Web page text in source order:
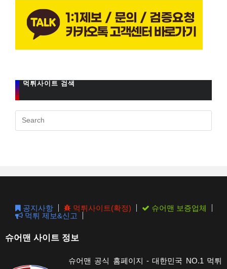
먹튀사이트 검색
공지사항 먹튀사이트(확정)
슈어맨 보증업체
먹튀 제보&신고
슈어맨 사이트 정보
슈어맨 공식 홈페이지 - 대한민국 NO.1 먹튀